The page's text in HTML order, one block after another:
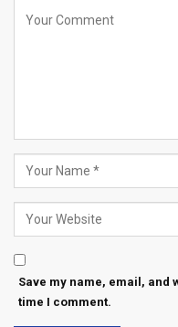
Save my name, email, and
time I comment.